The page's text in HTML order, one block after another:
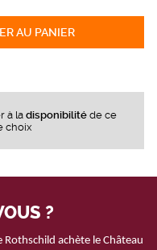
AU PANIER
à la disponibilité de ce
choix
?
achète le Château